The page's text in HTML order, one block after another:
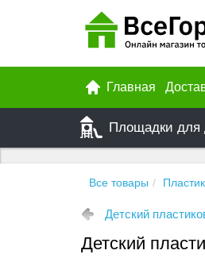
Главная
Площадки для
Все товары
Детский
Детский